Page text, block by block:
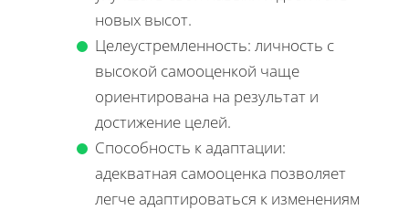
новых высот.
Целеустремленность: личность с
высокой самооценкой чаще
ориентирована на результат и
достижение целей.
Способность к адаптации:
адекватная самооценка позволяет
легче адаптироваться к изменениям